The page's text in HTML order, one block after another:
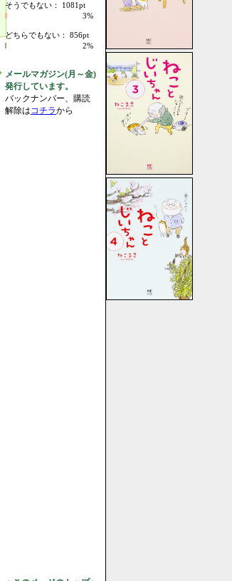
そうでもない： 1081pt
3%
どちらでもない： 856pt
2%
メールマガジン(月～金)
発行しています。
バックナンバー、購読
解除はコチラから